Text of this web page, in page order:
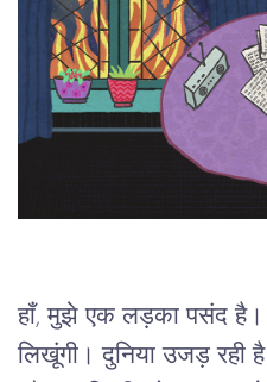
हाँ, मुझे एक लड़का पसंद
लिखूंगी। दुनिया उजड़ रही